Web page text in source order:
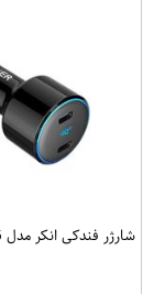
شارژر فندکی انکر مدل A2725